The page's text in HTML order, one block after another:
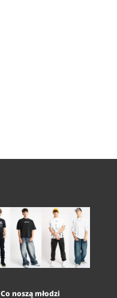
Co noszą młodzi